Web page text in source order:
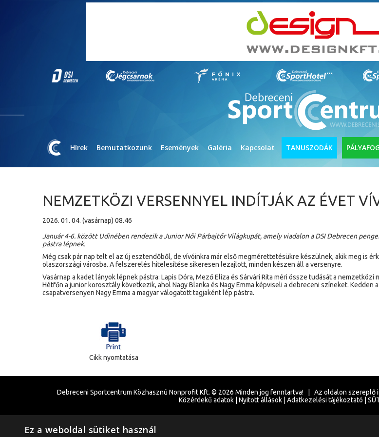
Hírek Bemutatkozunk Események Galéria Kapcsolat TANUSZODÁK
NEMZETKÖZI VERSENNYEL INDÍTJÁK AZ ÉVET
2026. 01. 04. (vasárnap) 08.46
Január 4-6. között Udinében rendezik a Junior Női Párbajtőr Világkupát, amely viadalon a DSI Debrecen
pástra lépnek.
Még csak pár nap telt el az új esztendőből, de vívóinkra már első megmérettetésükre készülnek, akik meg is
olaszországi városba. A felszerelés hitelesítése sikeresen lezajlott, minden készen áll a versenyre.
Vasárnap a kadet lányok lépnek pástra: Lapis Dóra, Mező Eliza és Sárvári Rita méri össze tudását a nemzetközi
Hétfőn a junior korosztály következik, ahol Nagy Blanka és Nagy Emma képviseli a debreceni színeket. Kedden
csapatversenyen Nagy Emma a magyar válogatott tagjaként lép pástra.
Cikk nyomtatása
Debreceni Sportcentrum Közhasznú Nonprofit Kft. © 2026 Minden jog fenntartva! | Az oldalon szereplő
Közérdekű adatok| Nyitott állások| Adatkezelési tájékoztató
Ez a weboldal sütiket használ